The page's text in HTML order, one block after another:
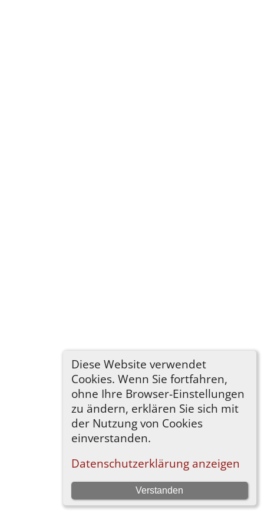
Diese Website verwendet
Cookies. Wenn Sie fortfahren,
ohne Ihre Browser-Einstellungen
zu ändern, erklären Sie sich mit
der Nutzung von Cookies
einverstanden.
Datenschutzerklärung anzeigen
Verstanden